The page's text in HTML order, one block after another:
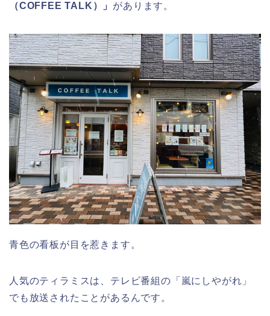
（COFFEE TALK）」 があります。
青色の看板が目を惹きます。
人気のティラミスは、テレビ番組の「嵐にしやがれ」
でも放送されたことがあるんです。